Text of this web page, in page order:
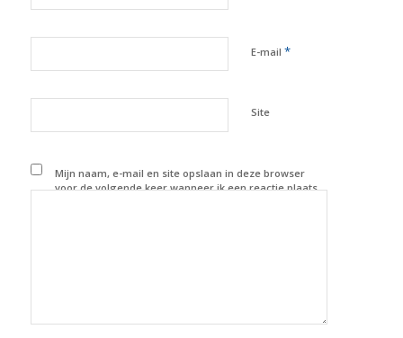
E-mail *
Site
Mijn naam, e-mail en site opslaan in deze browser
voor de volgende keer wanneer ik een reactie plaats.